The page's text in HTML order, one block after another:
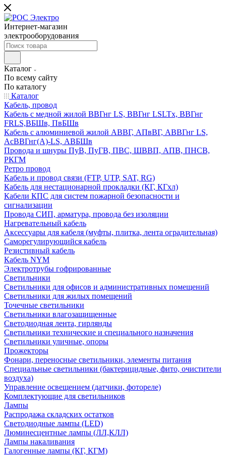
Интернет-магазин
электрооборудования
Каталог
По всему сайту
По каталогу
Каталог
Кабель, провод
Кабель с медной жилой ВВГнг LS, ВВГнг LSLTx, ВВГнг
FRLS,ВБШв, ПвБШв
Кабель с алюминиевой жилой АВВГ, АПвВГ, АВВГнг LS,
АсВВГнг(А)-LS, АВБШв
Провода и шнуры ПуВ, ПуГВ, ПВС, ШВВП, АПВ, ПНСВ,
РКГМ
Ретро провод
Кабель и провод связи (FTP, UTP, SAT, RG)
Кабель для нестационарной прокладки (КГ, КГхл)
Кабели КПС для систем пожарной безопасности и
сигнализации
Провода СИП, арматура, провода без изоляции
Нагревательный кабель
Аксессуары для кабеля (муфты, плитка, лента оградительная)
Саморегулирующийся кабель
Резистивный кабель
Кабель NYM
Электротрубы гофрированные
Светильники
Светильники для офисов и административных помещений
Светильники для жилых помещений
Точечные светильники
Светильники влагозащищенные
Светодиодная лента, гирлянды
Светильники технические и специального назначения
Светильники уличные, опоры
Прожекторы
Фонари, переносные светильники, элементы питания
Специальные светильники (бактерицидные, фито, очистители
воздуха)
Управление освещением (датчики, фотореле)
Комплектующие для светильников
Лампы
Распродажа складских остатков
Светодиодные лампы (LED)
Люминесцентные лампы (ЛЛ,КЛЛ)
Лампы накаливания
Галогенные лампы (КГ, КГМ)